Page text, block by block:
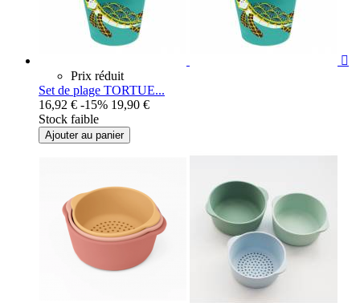

Prix réduit
Set de plage TORTUE...
16,92 € -15% 19,90 €
Stock faible
Ajouter au panier